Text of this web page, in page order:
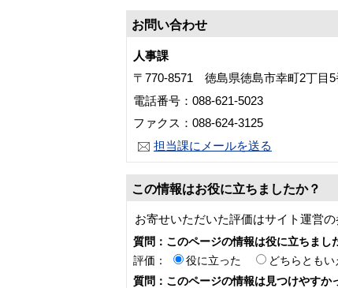
お問い合わせ
人事課
〒770-8571 徳島県徳島市幸町2丁目5
電話番号：088-621-5023
ファクス：088-624-3125
担当課にメールを送る
この情報はお役に立ちましたか？
お寄せいただいた評価はサイト運営の
質問：このページの情報は役に立ちまし
評価：
役に立った どちらともい
質問：このページの情報は見つけやすか